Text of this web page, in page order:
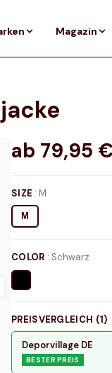
Magazin
ab 79,95
SIZE : M
M
COLOR : Schwarz
PREISVERGLEICH (1)
Deporvillage DE
BESTER PREIS